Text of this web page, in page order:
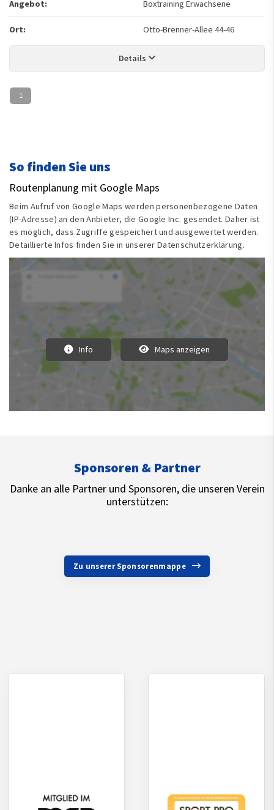
Angebot: Boxtraining Erwachsene
Ort: Otto-Brenner-Allee 44-46
Details
1
So finden Sie uns
Routenplanung mit Google Maps
Beim Aufruf von Google Maps werden personenbezogene Daten
(IP-Adresse) an den Anbieter, die Google Inc. gesendet. Daher ist
es möglich, dass Zugriffe gespeichert und ausgewertet werden.
Detaillierte Infos finden Sie in unserer Datenschutzerklärung.
Info Maps anzeigen
Sponsoren & Partner
Danke an alle Partner und Sponsoren, die unseren Verein
unterstützen:
Zu unserer Sponsorenmappe